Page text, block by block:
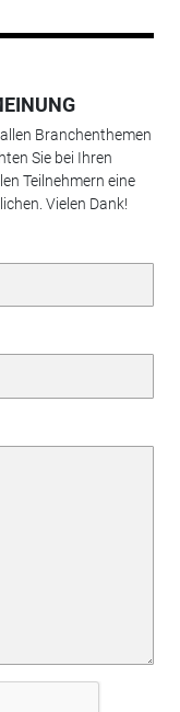
Branchenthemen
Sie bei Ihren
Teilnehmern eine
Vielen Dank!